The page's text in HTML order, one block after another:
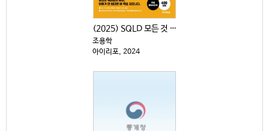
(2025) SQLD 모든 것 : #SQLD14일 합격
조용학
아이리포, 2024